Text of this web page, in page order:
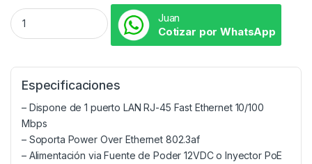
Juan
Cotizar por WhatsApp
Especificaciones
– Dispone de 1 puerto LAN RJ-45 Fast Ethernet 10/100
Mbps
– Soporta Power Over Ethernet 802.3af
– Alimentación via Fuente de Poder 12VDC o Inyector PoE